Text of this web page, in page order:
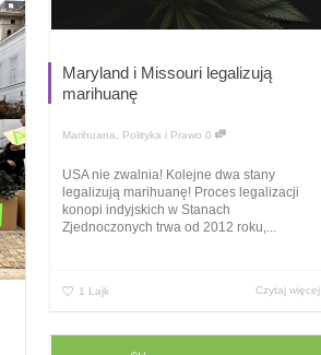
Maryland i Missouri legalizują
marihuanę
Marihuana, Polityka i Prawo 0
USA nie zwalnia! Kolejne dwa stany
legalizują marihuanę! Proces legalizacji
konopi indyjskich w Stanach
Zjednoczonych trwa od 2012 roku,...
1 Lajk Czytaj więcej